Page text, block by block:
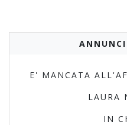
E' MANCATA
LAURA
IN